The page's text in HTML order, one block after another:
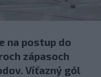
na postup do
zápasoch
Víťazný gól